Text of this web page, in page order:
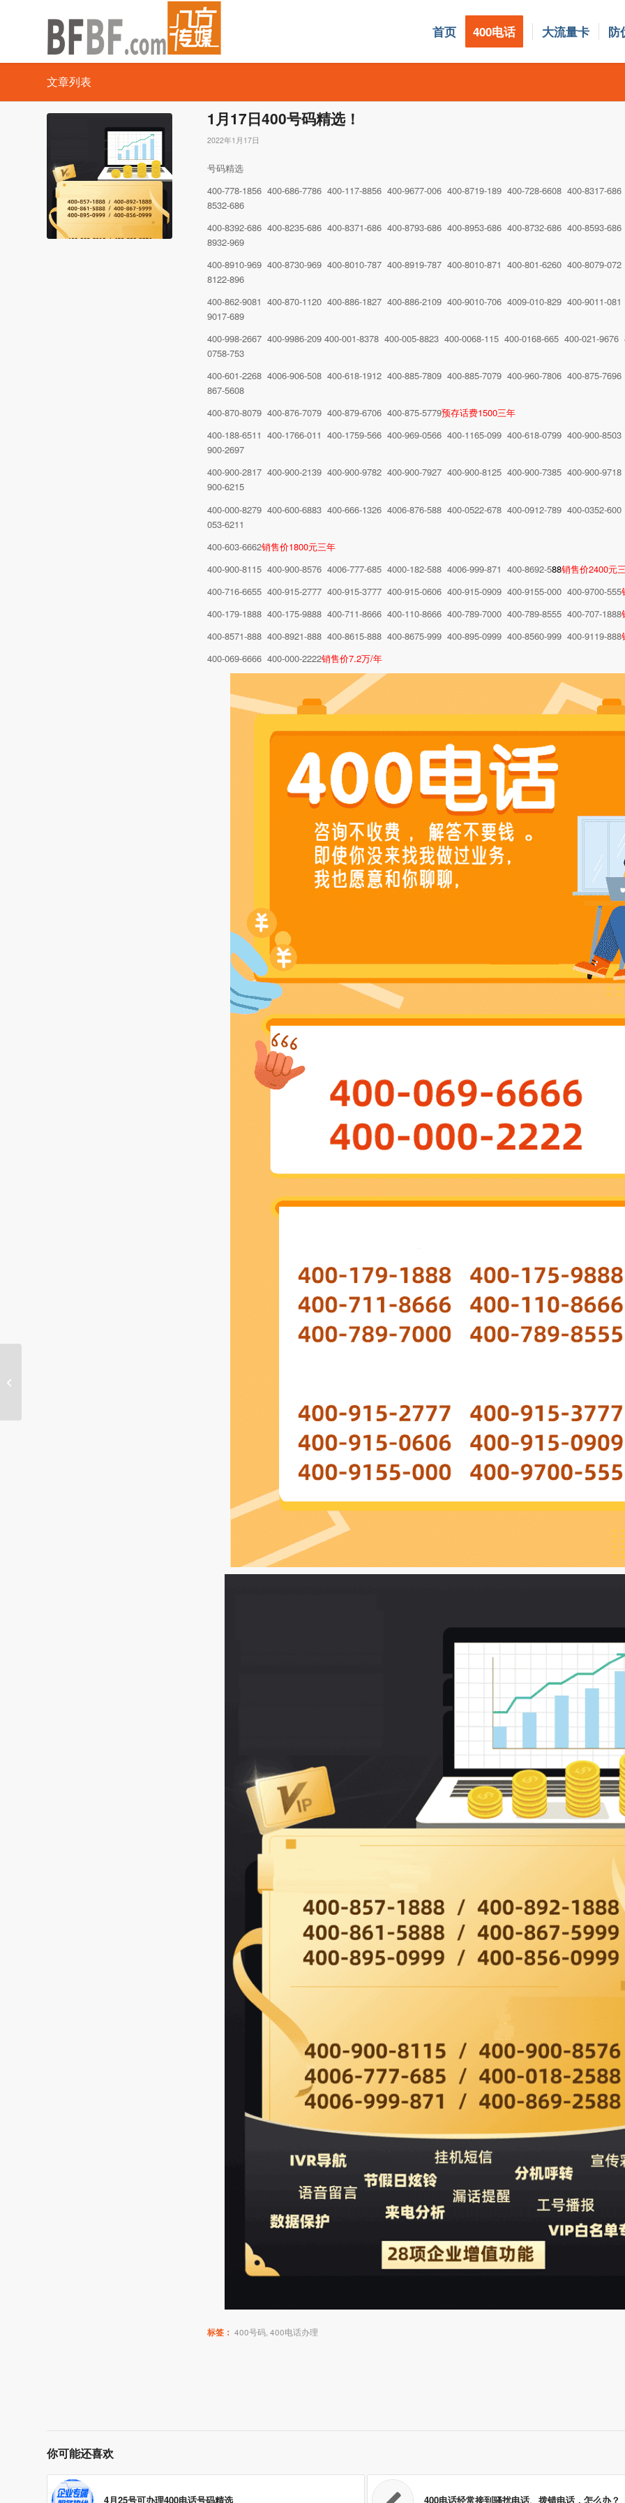
首页 400电话 大流量卡 防
文章列表
1月17日400号码精选！
2022年1月17日
号码精选
400-778-1856 400-686-7786 400-117-8856 400-9677-006 400-8719-189 400-728-6608 400-8317-
8532-686
400-8392-686 400-8235-686 400-8371-686 400-8793-686 400-8953-686 400-8732-686 400-8593-
8932-969
400-8910-969 400-8730-969 400-8010-787 400-8919-787 400-8010-871 400-801-6260 400-8079-
8122-896
400-862-9081 400-870-1120 400-886-1827 400-886-2109 400-9010-706 4009-010-829 400-9011-
9017-689
400-998-2667 400-9986-209 400-001-8378 400-005-8823 400-0068-115 400-0168-665 400-021-
0758-753
400-601-2268 4006-906-508 400-618-1912 400-885-7809 400-885-7079 400-960-7806 400-875-
867-5608
400-870-8079 400-876-7079 400-879-6706 400-875-5779预存话费1500三年
400-188-6511 400-1766-011 400-1759-566 400-969-0566 400-1165-099 400-618-0799 400-900-
900-2697
400-900-2817 400-900-2139 400-900-9782 400-900-7927 400-900-8125 400-900-7385 400-900-
900-6215
400-000-8279 400-600-6883 400-666-1326 4006-876-588 400-0522-678 400-0912-789 400-0352-
053-6211
400-603-6662销售价1800元三年
400-900-8115 400-900-8576 4006-777-685 4000-182-588 4006-999-871 400-8692-588销售价2400元
400-716-6655 400-915-2777 400-915-3777 400-915-0606 400-915-0909 400-9155-000 400-9700-555
400-179-1888 400-175-9888 400-711-8666 400-110-8666 400-789-7000 400-789-8555 400-707-1888
400-8571-888 400-8921-888 400-8615-888 400-8675-999 400-895-0999 400-8560-999 400-9119-888
400-069-6666 400-000-2222销售价7.2万/年
标签： 400号码,400电话办理
你可能还喜欢
4月25号可办理400电话号码精选 400电话经常接到骚扰电话、拨错电话，怎么办？